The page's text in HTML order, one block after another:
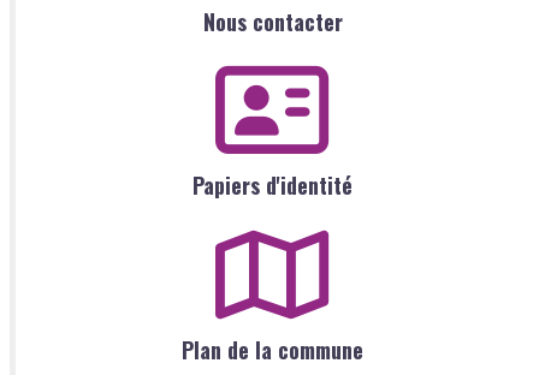
Nous contacter
Papiers d'identité
Plan de la commune